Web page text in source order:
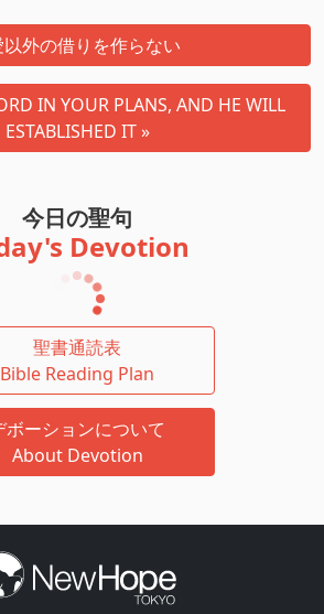
以外の借りを作らない
IN YOUR PLANS, AND HE WILL
ESTABLISHED IT »
今日の聖句
Devotion
聖書通読表
Bible Reading Plan
ボーションについて
About Devotion